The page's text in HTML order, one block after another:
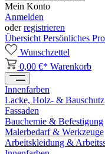
Mein Konto
Anmelden
oderregistrieren
Übersicht Persönliches
Wunschzettel
0,00 €* Warenkorb
Innenfarben
Lacke, Holz- & Bauschutz
Fassaden
Bauchemie & Befestigung
Malerbedarf & Werkzeuge
Arbeitskleidung &